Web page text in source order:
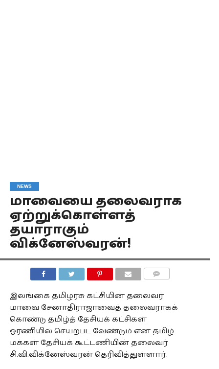
NEWS
மாவையை தலைவராக
ஏற்றுக்கொள்ளத்
தயாராகும்
விக்னேஸ்வரன்!
இலங்கை தமிழரசு கட்சியின் தலைவர்
மாவை சேனாதிராஜாவைத் தலைவராகக்
கொண்டு தமிழ்த் தேசியக் கட்சிகள்
ஓரணியில் செயற்பட வேண்டும் என தமிழ்
மக்கள் தேசியக் கூட்டணியின் தலைவர்
சி.வி.விக்னேஸ்வரன் தெரிவித்துள்ளார்.